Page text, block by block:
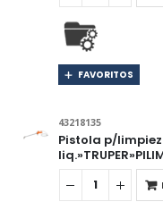
FAVORITOS
43218135
Pistola p/